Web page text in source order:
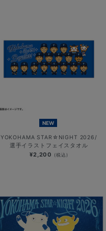
NEW
YOKOHAMA STAR☆NIGHT 2026/
選手イラストフェイスタオル
¥2,200 (税込)